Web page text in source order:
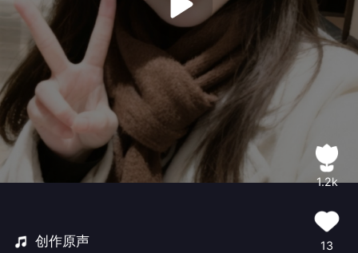
Please Try
Refresh
创作原声
1.2k
13